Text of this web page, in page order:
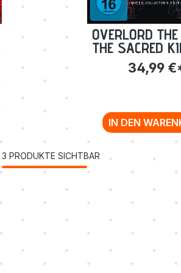
OVERLORD
THE SACRED
-
EDITION
34,99
IN DEN
3 PRODUKTE SICHTBAR